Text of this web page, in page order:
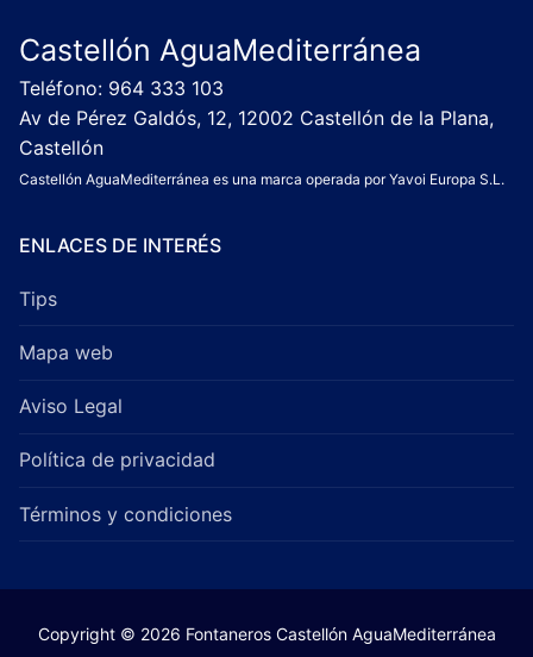
Castellón AguaMediterránea
Teléfono: 964 333 103
Av de Pérez Galdós, 12, 12002 Castellón de la Plana,
Castellón
Castellón AguaMediterránea es una marca operada por Yavoi Europa S.L.
ENLACES DE INTERÉS
Tips
Mapa web
Aviso Legal
Política de privacidad
Términos y condiciones
Copyright © 2026 Fontaneros Castellón AguaMediterránea